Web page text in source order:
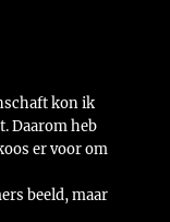
kon ik
Daarom heb
er voor om
beeld, maar